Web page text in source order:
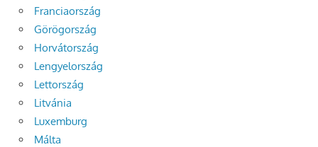
Franciaország
Görögország
Horvátország
Lengyelország
Lettország
Litvánia
Luxemburg
Málta